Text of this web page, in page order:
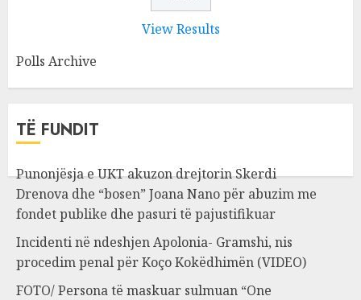
View Results
Polls Archive
TË FUNDIT
Punonjësja e UKT akuzon drejtorin Skerdi
Drenova dhe “bosen” Joana Nano për abuzim me
fondet publike dhe pasuri të pajustifikuar
Incidenti në ndeshjen Apolonia- Gramshi, nis
procedim penal për Koço Kokëdhimën (VIDEO)
FOTO/ Persona të maskuar sulmuan “One